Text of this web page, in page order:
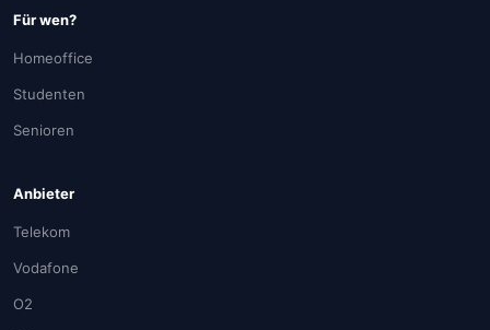
Für wen?
Homeoffice
Studenten
Senioren
Anbieter
Telekom
Vodafone
O2